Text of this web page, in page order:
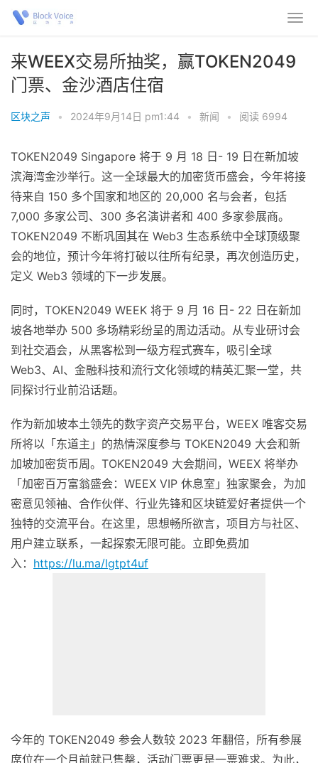
来WEEX交易所抽奖，赢TOKEN2049
门票、金沙酒店住宿
区块之声 • 2024年9月14日 pm1:44 • 新闻 • 阅读 6994
TOKEN2049 Singapore 将于 9 月 18 日- 19 日在新加坡
滨海湾金沙举行。这一全球最大的加密货币盛会，今年将接
待来自 150 多个国家和地区的 20,000 名与会者，包括
7,000 多家公司、300 多名演讲者和 400 多家参展商。
TOKEN2049 不断巩固其在 Web3 生态系统中全球顶级聚
会的地位，预计今年将打破以往所有纪录，再次创造历史，
定义 Web3 领域的下一步发展。
同时， TOKEN2049 WEEK 将于 9 月 16 日- 22 日在新加
坡各地举办 500 多场精彩纷呈的周边活动。从专业研讨会
到社交酒会，从黑客松到一级方程式赛车，吸引全球
Web3、AI、金融科技和流行文化领域的精英汇聚一堂，共
同探讨行业前沿话题。
作为新加坡本土领先的数字资产交易平台， WEEX 唯客交易
所将以「东道主」的热情深度参与 TOKEN2049 大会和新
加坡加密货币周。TOKEN2049 大会期间，WEEX 将举办
「加密百万富翁盛会：WEEX VIP 休息室」独家聚会，为加
密意见领袖、合作伙伴、行业先锋和区块链爱好者提供一个
独特的交流平台。在这里，思想畅所欲言，项目方与社区、
用户建立联系，一起探索无限可能。立即免费加
入： https://lu.ma/lgtpt4uf
今年的 TOKEN2049 参会人数较 2023 年翻倍，所有参展
席位在一个月前就已售罄，活动门票更是一票难求。为此，